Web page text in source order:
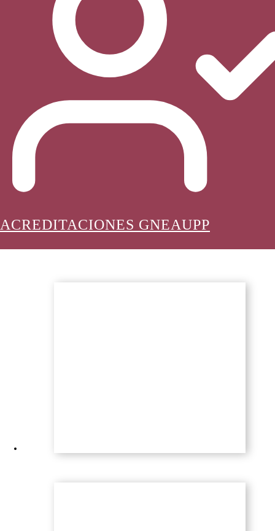
ACREDITACIONES GNEAUPP